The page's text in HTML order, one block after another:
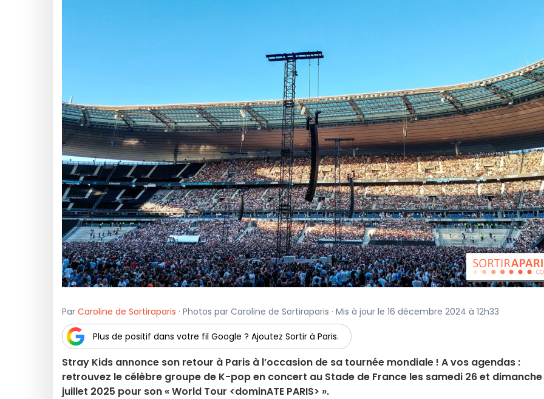
Par Caroline de Sortiraparis · Photos par Caroline de Sortiraparis · Mis à jour le 16 décembre 2024 à 12h33
Plus de positif dans votre fil Google ? Ajoutez Sortir à Paris.
Stray Kids annonce son retour à Paris à l’occasion de sa tournée mondiale ! A vos agendas :
retrouvez le célèbre groupe de K-pop en concert au Stade de France les samedi 26 et dimanche
juillet 2025 pour son « World Tour <dominATE PARIS> ».